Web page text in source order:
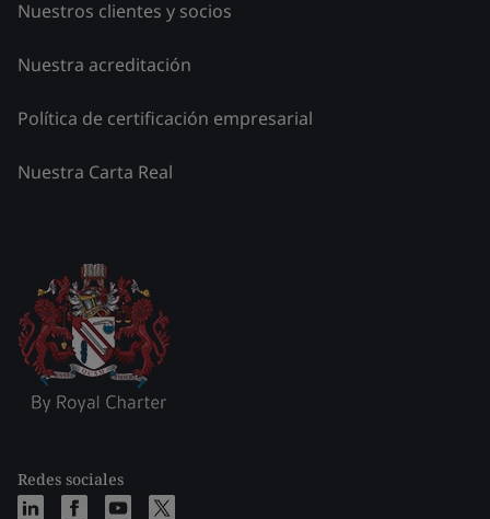
Nuestros clientes y socios
Nuestra acreditación
Política de certificación empresarial
Nuestra Carta Real
Redes sociales